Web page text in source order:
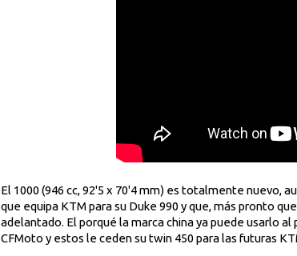
El 1000 (946 cc, 92'5 x 70'4 mm) es totalmente nuevo,
que equipa KTM para su Duke 990 y que, más pronto
adelantado. El porqué la marca china ya puede usarlo
CFMoto y estos le ceden su twin 450 para las futuras